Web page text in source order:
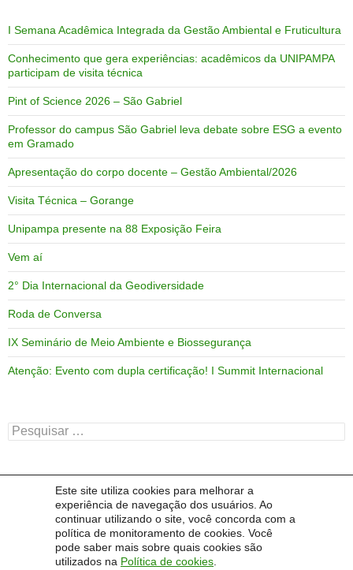
Este site utiliza cookies para melhorar a
experiência de navegação dos usuários. Ao
continuar utilizando o site, você concorda com a
política de monitoramento de cookies. Você
pode saber mais sobre quais cookies são
utilizados na Política de cookies
I Semana Acadêmica Integrada da Gestão Ambiental e Fruticultura
Conhecimento que gera experiências: acadêmicos da UNIPAMPA
participam de visita técnica
Pint of Science 2026 – São Gabriel
Professor do campus São Gabriel leva debate sobre ESG a evento
em Gramado
Apresentação do corpo docente – Gestão Ambiental/2026
Visita Técnica – Gorange
Unipampa presente na 88 Exposição Feira
Vem aí
2° Dia Internacional da Geodiversidade
Roda de Conversa
IX Seminário de Meio Ambiente e Biossegurança
Atenção: Evento com dupla certificação! I Summit Internacional
Pesquisar
por:
ARQUIVOS